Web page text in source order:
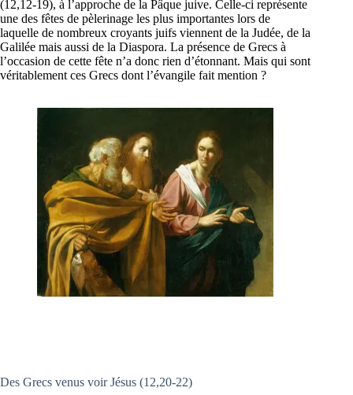
(12,12-19), à l’approche de la Pâque juive. Celle-ci représente
une des fêtes de pèlerinage les plus importantes lors de
laquelle de nombreux croyants juifs viennent de la Judée, de la
Galilée mais aussi de la Diaspora. La présence de Grecs à
l’occasion de cette fête n’a donc rien d’étonnant. Mais qui sont
véritablement ces Grecs dont l’évangile fait mention ?
Des Grecs venus voir Jésus (12,20-22)